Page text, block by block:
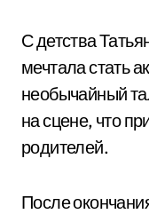
С детства
мечтала стать
необычайный
на сцене, что
родителей.
После